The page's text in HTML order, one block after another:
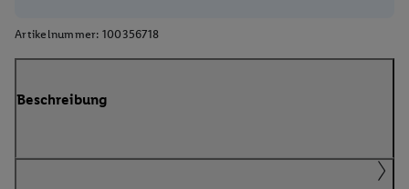
Artikelnummer: 100356718
Beschreibung